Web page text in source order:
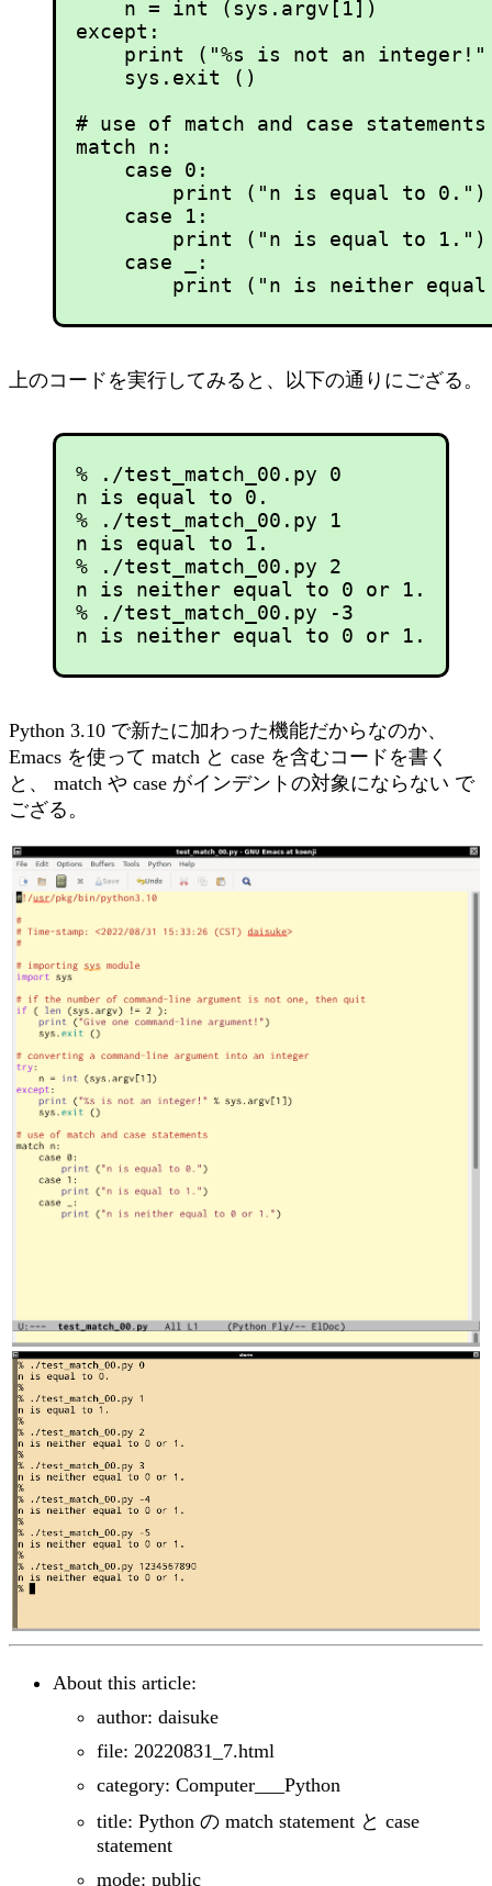
    n = int (sys.argv[1])
except:
print ("%s is not an
    sys.exit ()
# use of match and case statements
match n:
    case 0:
        print ("n is equal to 0.")
    case 1:
        print ("n is equal to 1.")
    case _:
上のコードを実行してみると、以下の通りにござる。
% ./test_match_00.py 0
n is equal to 0.
% ./test_match_00.py 1
n is equal to 1.
% ./test_match_00.py 2
n is neither equal to 0 or 1.
% ./test_match_00.py -3
Python 3.10 で新たに加わった機能だからなのか、
Emacs を使って match と case を含むコードを書く
と、 match や case がインデントの対象にならない で
ござる。
About this article:
author: daisuke
file: 20220831_7.html
category: Computer___Python
title: Python の match statement と case
statement
mode: public